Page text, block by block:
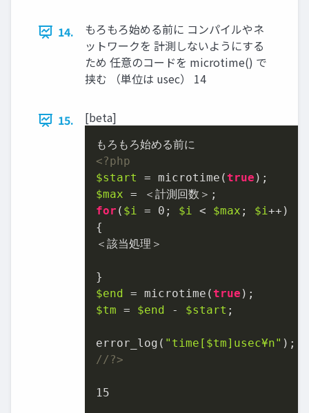
14.
もろもろ始める前に コンパイルやネ
ットワークを 計測しないようにする
ため 任意のコードを microtime() で
挟む （単位は usec） 14
15. [beta]
<?php
$start
= microtime(true
$max
for ( $i = 0 ; $i < $max ; $i++)
{
＜該当処理＞
$end
= microtime(true
$tm = $end - $start ;
error_log( "time[ $tm]usec¥n"
// ?>
15